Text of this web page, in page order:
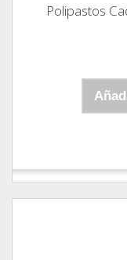
Polipastos